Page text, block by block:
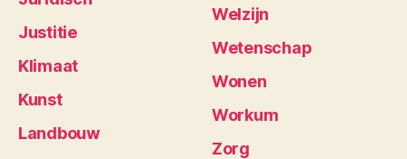
Justitie
Klimaat
Kunst
Landbouw
Welzijn
Wetenschap
Wonen
Workum
Zorg